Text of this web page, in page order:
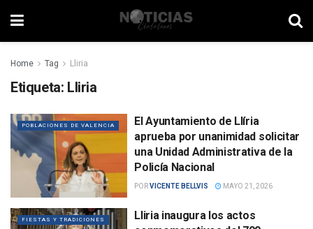
Home Tag Lliria
Etiqueta: Lliria
POBLACIONES DE VALENCIA
El Ayuntamiento de Llíria
aprueba por unanimidad solicitar
una Unidad Administrativa de la
Policía Nacional
PORVICENTE BELLVIS MAYO 21, 2026
FIESTAS Y TRADICIONES
Lliria inaugura los actos